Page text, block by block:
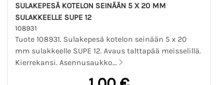
SULAKEPESÄ KOTELON SEINÄÄN 5 X 20 MM
SULAKKEELLE SUPE 12
108931
Tuote 108931. Sulakepesä kotelon seinään 5 x 20
mm sulakkeelle SUPE 12. Avaus talttapää meisselillä.
Kierrekansi. Asennusaukko...